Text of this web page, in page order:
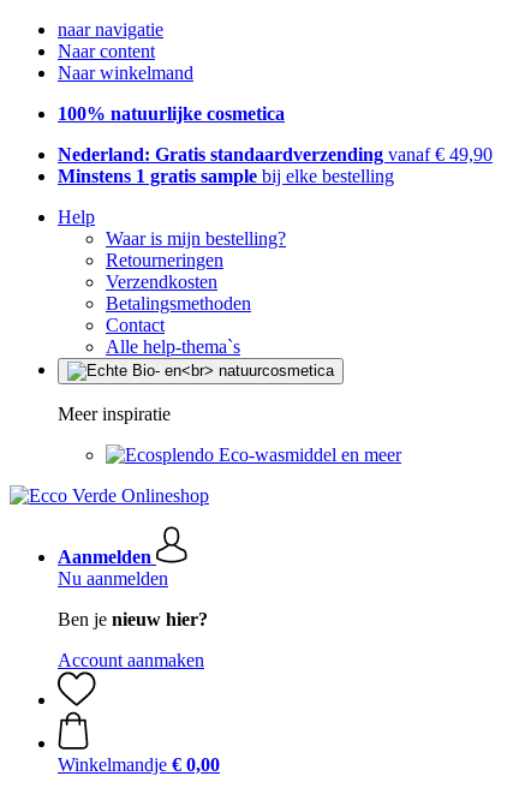
naar navigatie
Naar content
Naar winkelmand
100% natuurlijke cosmetica
Nederland: Gratis standaardverzending vanaf € 49,90
Minstens 1 gratis sample bij elke bestelling
Help
Waar is mijn bestelling?
Retourneringen
Verzendkosten
Betalingsmethoden
Contact
Alle help-thema`s
Meer inspiratie
Eco-wasmiddel en meer
Aanmelden
Nu aanmelden
Ben je nieuw hier?
Account aanmaken
Winkelmandje € 0,00